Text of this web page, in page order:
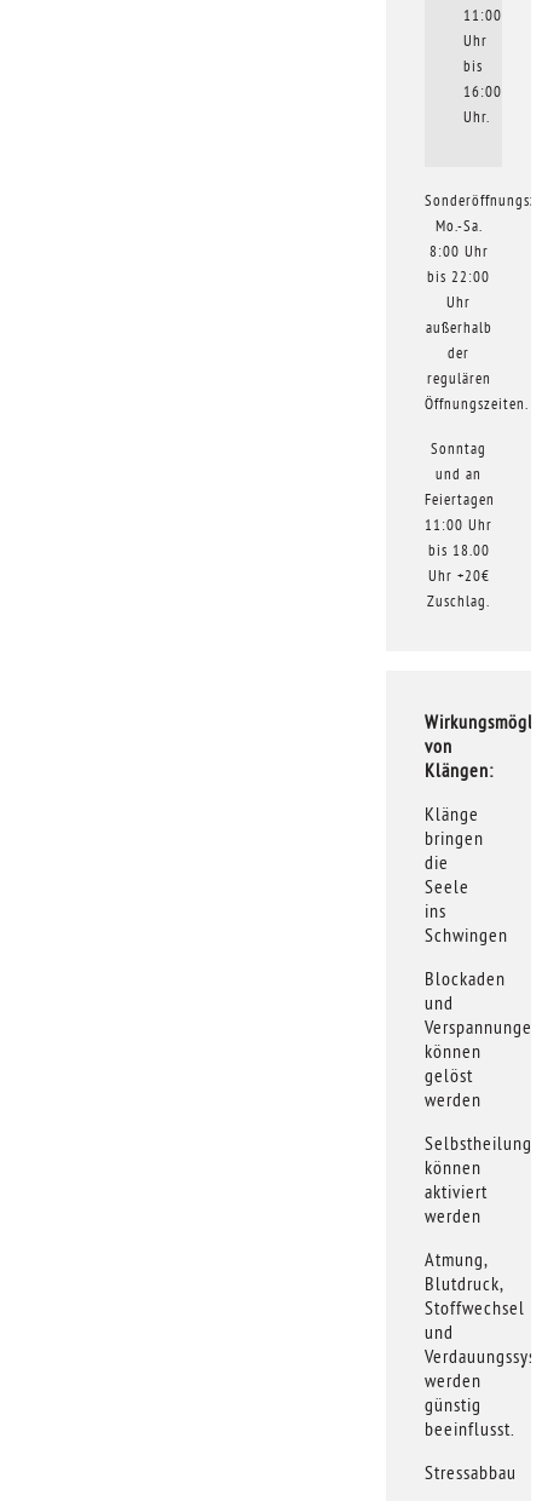
11:00
Uhr
bis
16:00
Uhr.
Mo.-Sa.
8:00 Uhr
bis 22:00
Uhr
außerhalb
der
regulären
Öffnungszeiten.
Sonntag
und an
Feiertagen
11:00 Uhr
bis 18.00
Uhr +20€
Zuschlag.
von
Klängen:
Klänge
bringen
die
Seele
ins
Schwingen
Blockaden
und
Verspannungen
können
gelöst
werden
können
aktiviert
werden
Atmung,
Blutdruck,
Stoffwechsel
und
werden
günstig
beeinflusst.
Stressabbau